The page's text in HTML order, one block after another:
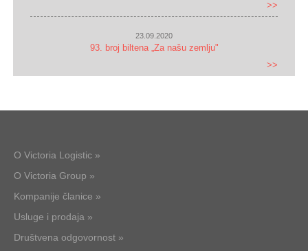
>>
23.09.2020
93. broj biltena „Za našu zemlju"
>>
O Victoria Logistic »
O Victoria Group »
Kompanije članice »
Usluge i prodaja »
Društvena odgovornost »